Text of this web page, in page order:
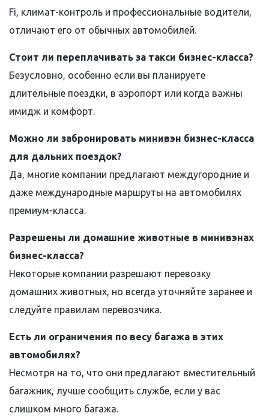
Fi, климат-контроль и профессиональные водители,
отличают его от обычных автомобилей.
Стоит ли переплачивать за такси бизнес-класса?
Безусловно, особенно если вы планируете
длительные поездки, в аэропорт или когда важны
имидж и комфорт.
Можно ли забронировать минивэн бизнес-класса
для дальних поездок?
Да, многие компании предлагают междугородние и
даже международные маршруты на автомобилях
премиум-класса.
Разрешены ли домашние животные в минивэнах
бизнес-класса?
Некоторые компании разрешают перевозку
домашних животных, но всегда уточняйте заранее и
следуйте правилам перевозчика.
Есть ли ограничения по весу багажа в этих
автомобилях?
Несмотря на то, что они предлагают вместительный
багажник, лучше сообщить службе, если у вас
слишком много багажа.